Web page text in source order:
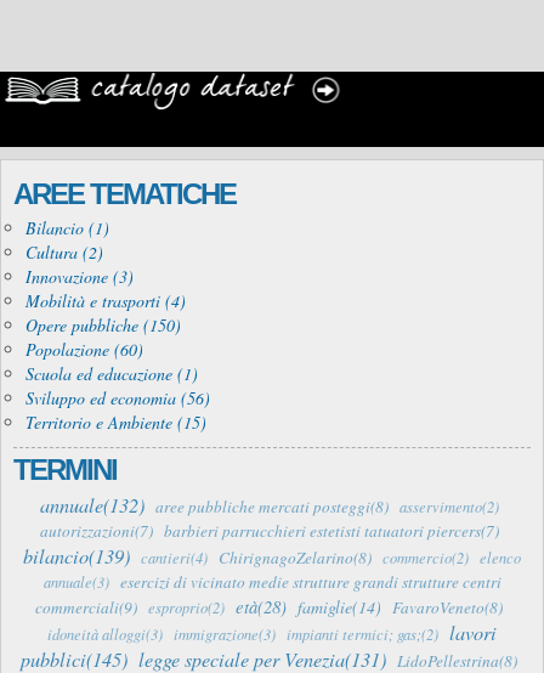
AREE TEMATICHE
Bilancio (1)
Cultura (2)
Innovazione (3)
Mobilità e trasporti (4)
Opere pubbliche (150)
Popolazione (60)
Scuola ed educazione (1)
Sviluppo ed economia (56)
Territorio e Ambiente (15)
TERMINI
annuale(132) aree pubbliche mercati posteggi(8) asservimento(2)
autorizzazioni(7) barbieri parrucchieri estetisti tatuatori piercers(7)
bilancio(139) cantieri(4) ChirignagoZelarino(8) commercio(2) elenco
annuale(3) esercizi di vicinato medie strutture grandi strutture centri
commerciali(9) esproprio(2) età(28) famiglie(14) FavaroVeneto(8)
idoneità alloggi(3) immigrazione(3) impianti termici; gas;(2) lavori
pubblici(145) legge speciale per Venezia(131) LidoPellestrina(8)